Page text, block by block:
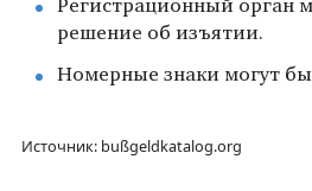
Регистрационный орган
решение об изъятии.
Номерные знаки могут
Источник: bußgeldkatalog.org